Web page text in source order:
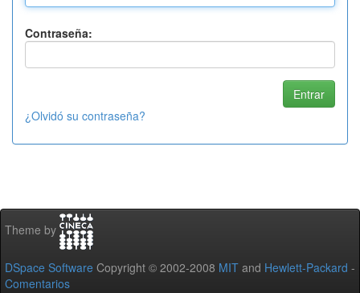
Contraseña:
¿Olvidó su contraseña?
Theme by
DSpace Software Copyright © 2002-2008 MIT and Hewlett-Packard -
Comentarios